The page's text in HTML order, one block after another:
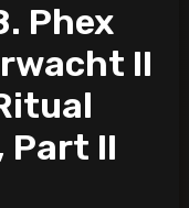
Phex
II
Part II